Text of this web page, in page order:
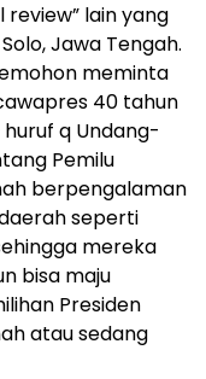
review” lain yang
Jawa Tengah.
meminta
40 tahun
q Undang-
Pemilu
berpengalaman
seperti
mereka
bisa maju
Presiden
atau sedang